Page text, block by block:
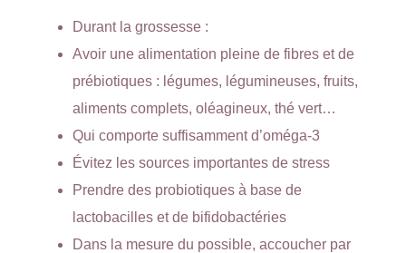
Durant la grossesse :
Avoir une alimentation pleine de fibres et de
prébiotiques : légumes, légumineuses, fruits,
aliments complets, oléagineux, thé vert…
Qui comporte suffisamment d’oméga-3
Évitez les sources importantes de stress
Prendre des probiotiques à base de
lactobacilles et de bifidobactéries
Dans la mesure du possible, accoucher par